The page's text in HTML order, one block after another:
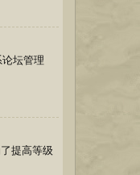
坛管理
提高等级